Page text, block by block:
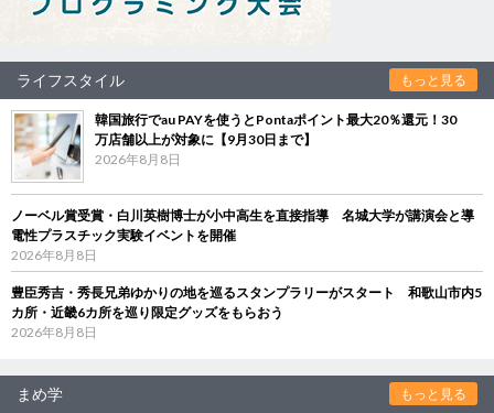
ライフスタイル もっと見る
韓国旅行でau PAYを使うとPontaポイント最大20％還元！30
万店舗以上が対象に【9月30日まで】
2026年8月8日
ノーベル賞受賞・白川英樹博士が小中高生を直接指導 名城大学が講演会と導
電性プラスチック実験イベントを開催
2026年8月8日
豊臣秀吉・秀長兄弟ゆかりの地を巡るスタンプラリーがスタート 和歌山市内5
カ所・近畿6カ所を巡り限定グッズをもらおう
2026年8月8日
まめ学 もっと見る